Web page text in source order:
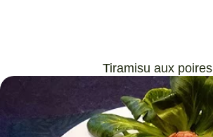
Tiramisu aux poires